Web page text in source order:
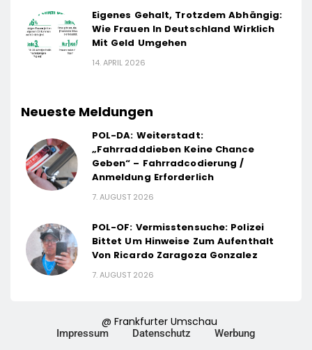
Eigenes Gehalt, Trotzdem Abhängig:
Wie Frauen In Deutschland Wirklich
Mit Geld Umgehen
14. APRIL 2026
Neueste Meldungen
POL-DA: Weiterstadt:
„Fahrradddieben Keine Chance
Geben“ – Fahrradcodierung /
Anmeldung Erforderlich
7. AUGUST 2026
POL-OF: Vermisstensuche: Polizei
Bittet Um Hinweise Zum Aufenthalt
Von Ricardo Zaragoza Gonzalez
7. AUGUST 2026
@ Frankfurter Umschau
Impressum Datenschutz Werbung